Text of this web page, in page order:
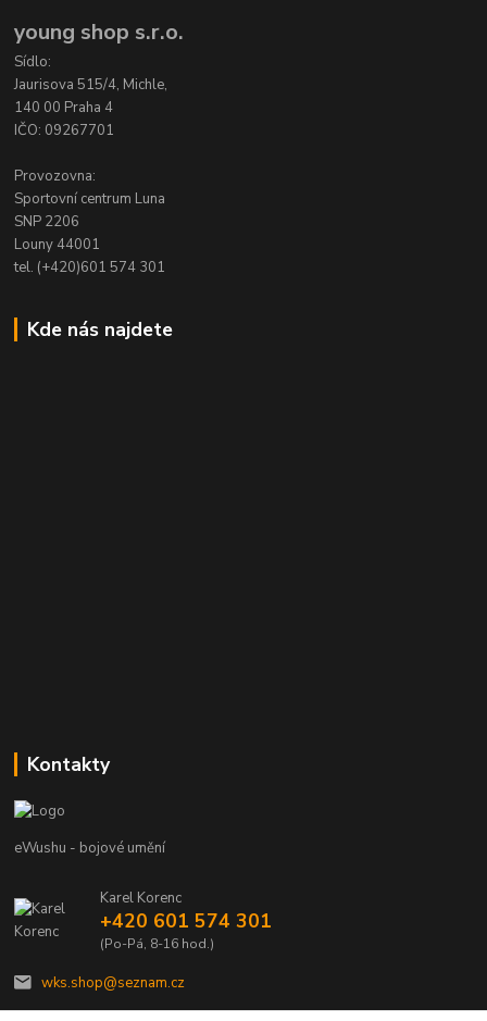
young shop s.r.o.
Sídlo:
Jaurisova 515/4, Michle,
140 00 Praha 4
IČO: 09267701
Provozovna:
Sportovní centrum Luna
SNP 2206
Louny 44001
tel. (+420)601 574 301
Kde nás najdete
Kontakty
eWushu - bojové umění
Karel Korenc
+420 601 574 301
(Po-Pá, 8-16 hod.)
wks.shop@seznam.cz